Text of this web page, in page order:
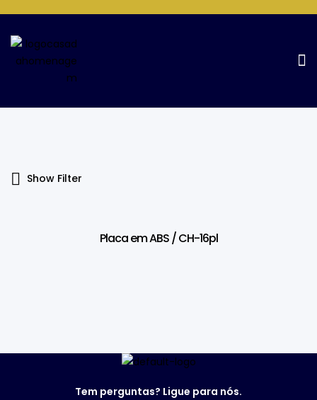
Products Tagged “placa De
Home Page
Show Filter
Placa em ABS / CH-16pl
Tem perguntas? Ligue para nós.